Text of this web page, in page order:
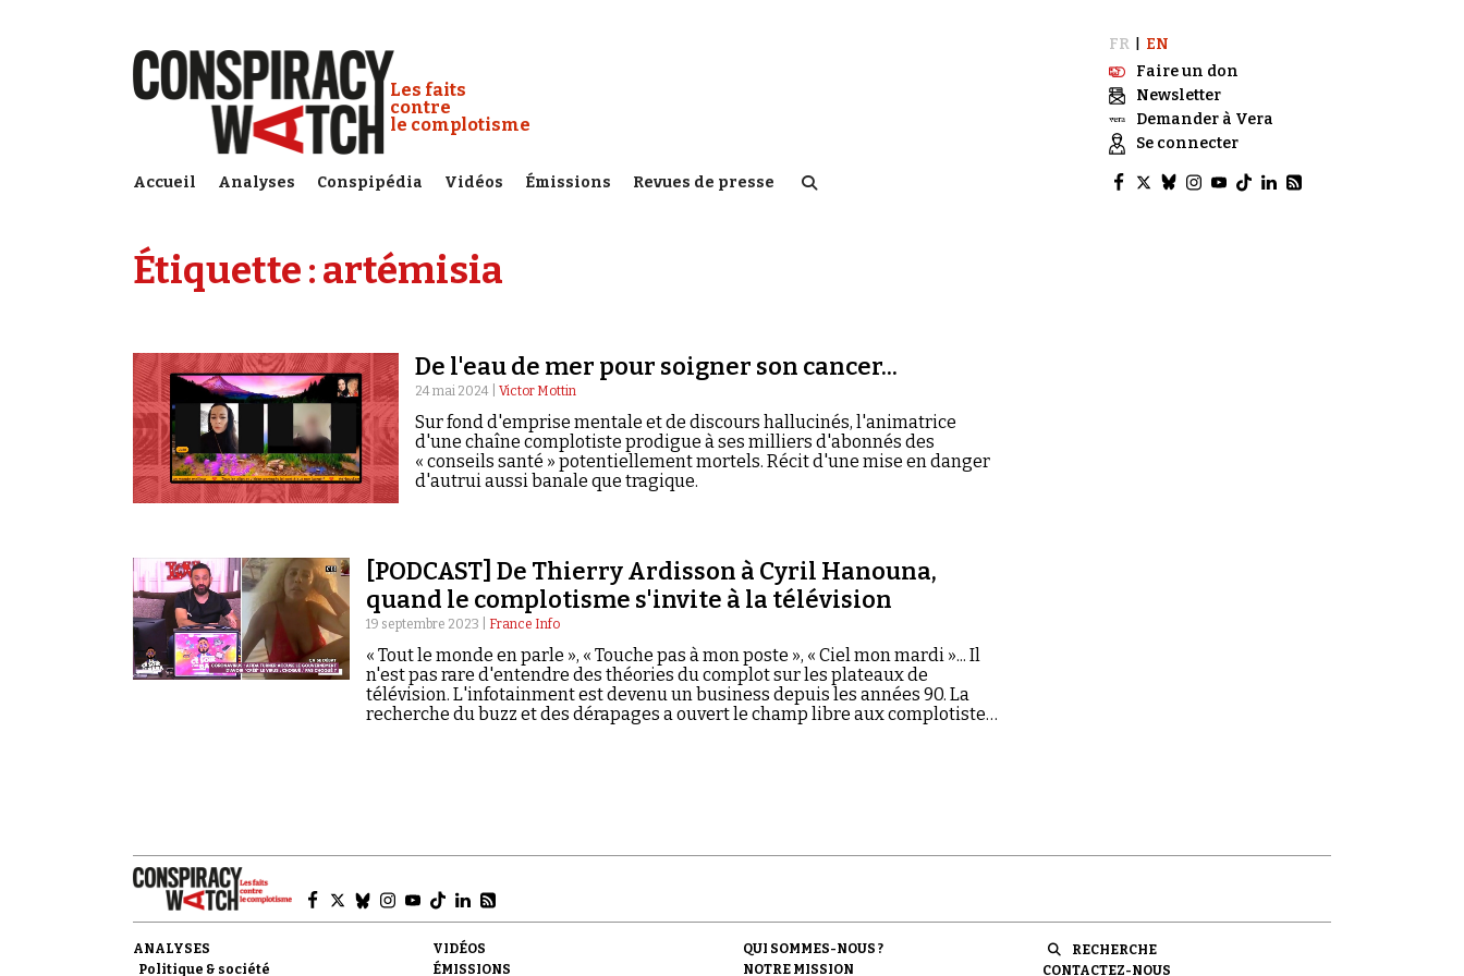
Conspiracy Watch :
Les faits
contre
le complotisme
Accueil Analyses Conspipédia Vidéos Émissions Revues de presse
FR
EN
Faire un don
Newsletter
Demander à Vera
Se connecter
Étiquette :artémisia
De l'eau de mer pour soigner son cancer...
24 mai 2024 |Victor Mottin
Sur fond d'emprise mentale et de discours hallucinés, l'animatrice
d'une chaîne complotiste prodigue à ses milliers d'abonnés des
« conseils santé » potentiellement mortels. Récit d'une mise en danger
d'autrui aussi banale que tragique.
[PODCAST] De Thierry Ardisson à Cyril Hanouna,
quand le complotisme s'invite à la télévision
19 septembre 2023 | France Info
« Tout le monde en parle », « Touche pas à mon poste », « Ciel mon mardi »... Il
n'est pas rare d'entendre des théories du complot sur les plateaux de
télévision. L'infotainment est devenu un business depuis les années 90. La
recherche du buzz et des dérapages a ouvert le champ libre aux complotistes
ANALYSES
Politique & société
VIDÉOS
ÉMISSIONS
QUI SOMMES-NOUS ?
NOTRE MISSION
RECHERCHE
CONTACTEZ-NOUS